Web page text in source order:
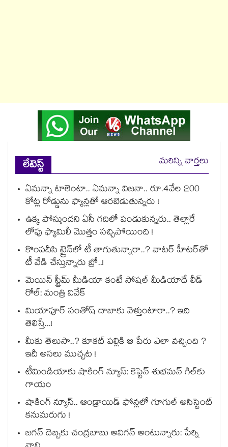
లేటెస్ట్
మరిన్ని వార్తలు
ఏమన్నా టాలెంటా.. ఏమన్నా విజనా.. రూ.4వేల 200
కోట్ల రోడ్డును ఫ్యాన్లతో ఆరబెడుతున్నరు !
ఉక్క పోస్తుందని ఏసీ గదిలో పండుకున్నరు.. తెల్లారే
లోపు ఫ్యామిలీ మొత్తం సచ్చిపోయింది !
కొంపదీసి ట్రైన్⁬లో టీ తాగుతున్నారా..? వాటర్ హీటర్⁭⁭తో
టీ వేడి చేస్తున్నారు బ్రో..!
మెయిన్ స్ట్రీమ్ మీడియా కంటే సోషల్ మీడియాదే లీడ్
రోల్: మంత్రి వివేక్
మియాపూర్ సంతోష్ దాబాకు వెళ్తుంటారా..? ఇది
తెలిస్తే...!
మీకు తెలుసా..? కూకట్ పల్లికి ఆ పేరు ఎలా వచ్చింది ?
ఇదీ అసలు ముచ్చట !
టీమిండియాకు షాకింగ్ న్యూస్: కెప్టెన్ శుభమన్ గిల్‎కు
గాయం
షాకింగ్ న్యూస్.. ఆండ్రాయిడ్ ఫోన్లలో గూగుల్ అసిస్టెంట్
కనుమరుగు !
జగన్ దెబ్బకు చంద్రబాబు అవిగన్ అంటున్నారు: పేర్ని